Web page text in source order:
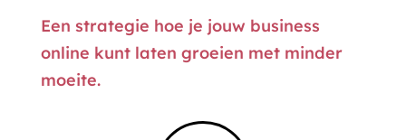
Een strategie hoe je jouw business
online kunt laten groeien met minder
moeite.